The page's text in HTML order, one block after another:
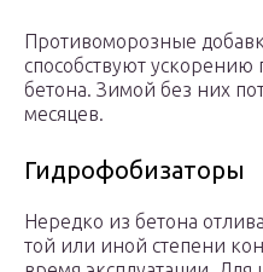
Противоморозные
способствуют ускорению
бетона. Зимой без них
месяцев.
Гидрофобизаторы
Нередко из бетона
той или иной степени